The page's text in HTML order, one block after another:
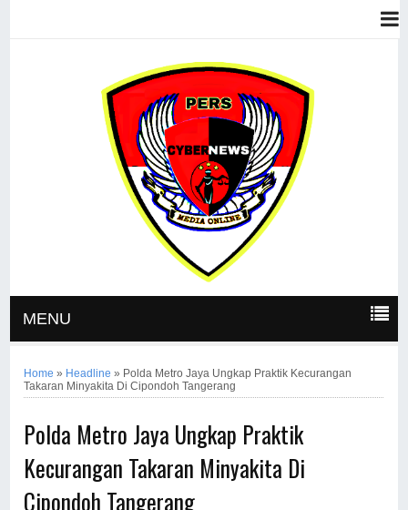
MENU
Home » Headline » Polda Metro Jaya Ungkap Praktik Kecurangan
Takaran Minyakita Di Cipondoh Tangerang
Polda Metro Jaya Ungkap Praktik
Kecurangan Takaran Minyakita Di
Cipondoh Tangerang